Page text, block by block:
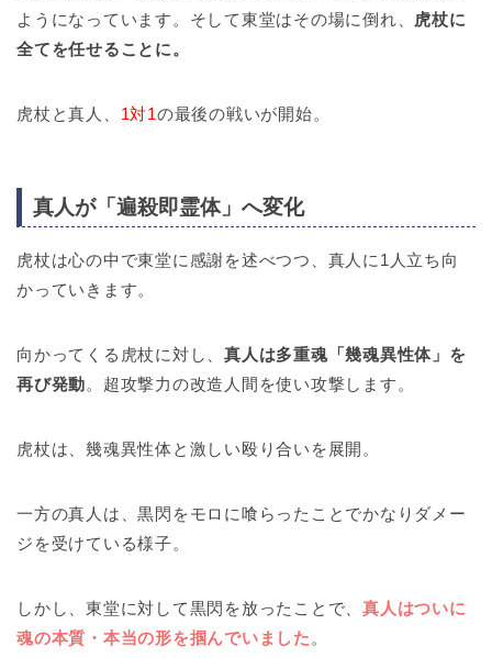
ようになっています。そして東堂はその場に倒れ、 虎杖に
全てを任せることに。
虎杖と真人、 1対1の最後の戦いが開始。
真人が「遍殺即霊体」へ変化
虎杖は心の中で東堂に感謝を述べつつ、真人に1人立ち向
かっていきます。
向かってくる虎杖に対し、真人は多重魂「幾魂異性体」を
再び発動。超攻撃力の改造人間を使い攻撃します。
虎杖は、幾魂異性体と激しい殴り合いを展開。
一方の真人は、黒閃をモロに喰らったことでかなりダメー
ジを受けている様子。
しかし、東堂に対して黒閃を放ったことで、真人はついに
魂の本質・本当の形を掴んでいました 。